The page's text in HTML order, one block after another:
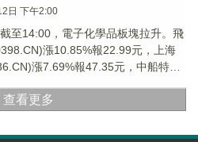
日 下午2:00
至14:00，電子化學品板塊拉升。飛
漲10.85%報22.99元，上海
漲7.69%報47.35元，中船特氣
查看更多